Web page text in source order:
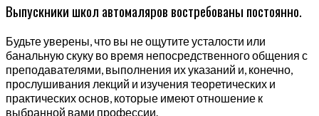
Выпускники школ автомаляров востребованы постоянно.
Будьте уверены, что вы не ощутите усталости или
банальную скуку во время непосредственного общения с
преподавателями, выполнения их указаний и, конечно,
прослушивания лекций и изучения теоретических и
практических основ, которые имеют отношение к
выбранной вами профессии.